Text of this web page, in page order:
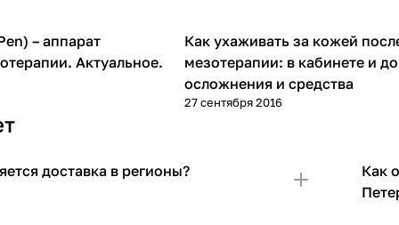
(дермапен)
– аппарат
Актуальное.
Мезотерапия
Как ухаживать за кожей
мезотерапии: в кабинете и
осложнения и средства
27 сентября 2016
доставка в регионы?
Как